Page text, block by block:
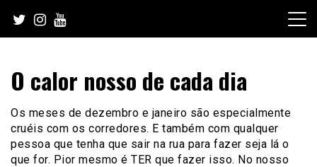
content
O calor nosso de cada dia
Os meses de dezembro e janeiro são especialmente
cruéis com os corredores. E também com qualquer
pessoa que tenha que sair na rua para fazer seja lá o
que for. Pior mesmo é TER que fazer isso. No nosso